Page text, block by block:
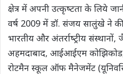
क्षेत्र में अपनी उत्‍कृष्‍टता के लिये
वर्ष 2009 में डॉ. संजय सालुंखे ने
भारतीय और अंतर्राष्‍ट्रीय
अहमदाबाद, आईआईएम
रोटमैन स्‍कूल ऑफ मैनेजमेंट